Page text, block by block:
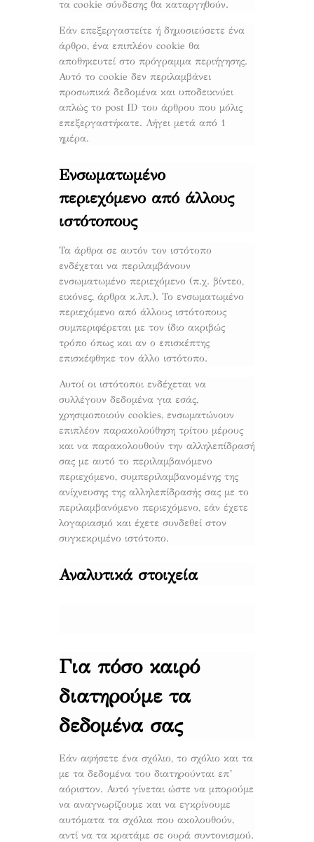
τα cookie σύνδεσης θα καταργηθούν.
Εάν επεξεργαστείτε ή δημοσιεύσετε ένα
άρθρο, ένα επιπλέον cookie θα
αποθηκευτεί στο πρόγραμμα περιήγησης.
Αυτό το cookie δεν περιλαμβάνει
προσωπικά δεδομένα και υποδεικνύει
απλώς το post ID του άρθρου που μόλις
επεξεργαστήκατε. Λήγει μετά από 1
ημέρα.
Ενσωματωμένο
περιεχόμενο από άλλους
ιστότοπους
Τα άρθρα σε αυτόν τον ιστότοπο
ενδέχεται να περιλαμβάνουν
ενσωματωμένο περιεχόμενο (π.χ. βίντεο,
εικόνες, άρθρα κ.λπ.). Το ενσωματωμένο
περιεχόμενο από άλλους ιστότοπους
συμπεριφέρεται με τον ίδιο ακριβώς
τρόπο όπως και αν ο επισκέπτης
επισκέφθηκε τον άλλο ιστότοπο.
Αυτοί οι ιστότοποι ενδέχεται να
συλλέγουν δεδομένα για εσάς,
χρησιμοποιούν cookies, ενσωματώνουν
επιπλέον παρακολούθηση τρίτου μέρους
και να παρακολουθούν την αλληλεπίδρασή
σας με αυτό το περιλαμβανόμενο
περιεχόμενο, συμπεριλαμβανομένης της
ανίχνευσης της αλληλεπίδρασής σας με το
περιλαμβανόμενο περιεχόμενο, εάν έχετε
λογαριασμό και έχετε συνδεθεί στον
συγκεκριμένο ιστότοπο.
Αναλυτικά στοιχεία
Για πόσο καιρό
διατηρούμε τα
δεδομένα σας
Εάν αφήσετε ένα σχόλιο, το σχόλιο και τα
με τα δεδομένα του διατηρούνται επ’
αόριστον. Αυτό γίνεται ώστε να μπορούμε
να αναγνωρίζουμε και να εγκρίνουμε
αυτόματα τα σχόλια που ακολουθούν,
αντί να τα κρατάμε σε ουρά συντονισμού.